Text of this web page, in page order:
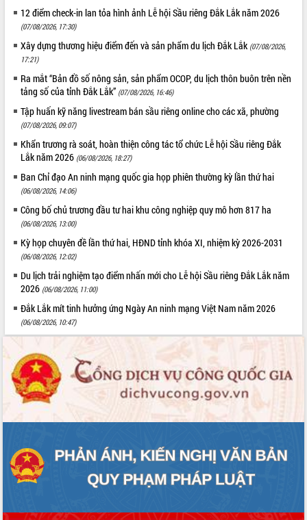
12 điểm check-in lan tỏa hình ảnh Lễ hội Sầu riêng Đắk Lắk năm 2026
(07/08/2026, 17:30)
Xây dựng thương hiệu điểm đến và sản phẩm du lịch Đắk Lắk (07/08/2026,
17:21)
Ra mắt “Bản đồ số nông sản, sản phẩm OCOP, du lịch thôn buôn trên nền
tảng số của tỉnh Đắk Lắk” (07/08/2026, 16:46)
Tập huấn kỹ năng livestream bán sầu riêng online cho các xã, phường
(07/08/2026, 09:07)
Khẩn trương rà soát, hoàn thiện công tác tổ chức Lễ hội Sầu riêng Đắk
Lắk năm 2026 (06/08/2026, 18:27)
Ban Chỉ đạo An ninh mạng quốc gia họp phiên thường kỳ lần thứ hai
(06/08/2026, 14:06)
Công bố chủ trương đầu tư hai khu công nghiệp quy mô hơn 817 ha
(06/08/2026, 13:00)
Kỳ họp chuyên đề lần thứ hai, HĐND tỉnh khóa XI, nhiệm kỳ 2026-2031
(06/08/2026, 12:02)
Du lịch trải nghiệm tạo điểm nhấn mới cho Lễ hội Sầu riêng Đắk Lắk năm
2026 (06/08/2026, 11:00)
Đắk Lắk mít tinh hưởng ứng Ngày An ninh mạng Việt Nam năm 2026
(06/08/2026, 10:47)